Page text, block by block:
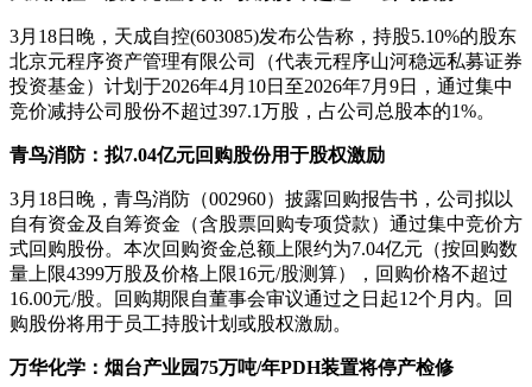
3月18日晚，天成自控(603085)发布公告称，持股5.10%的股东
北京元程序资产管理有限公司（代表元程序山河稳远私募证券
投资基金）计划于2026年4月10日至2026年7月9日，通过集中
竞价减持公司股份不超过397.1万股，占公司总股本的1%。
青鸟消防：拟7.04亿元回购股份用于股权激励
3月18日晚，青鸟消防（002960）披露回购报告书，公司拟以
自有资金及自筹资金（含股票回购专项贷款）通过集中竞价方
式回购股份。本次回购资金总额上限约为7.04亿元（按回购数
量上限4399万股及价格上限16元/股测算），回购价格不超过
16.00元/股。回购期限自董事会审议通过之日起12个月内。回
购股份将用于员工持股计划或股权激励。
万华化学：烟台产业园75万吨/年PDH装置将停产检修